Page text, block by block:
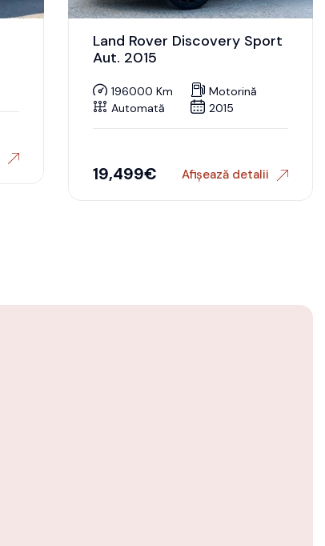
Land Rover Discovery Sport
Aut. 2015
196000 Km
Motorină
Automată
2015
19,499€ Afișează detalii